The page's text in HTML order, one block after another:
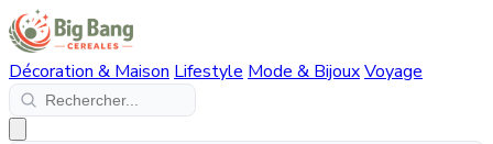
Décoration & Maison Lifestyle Mode & BijouxVoyage